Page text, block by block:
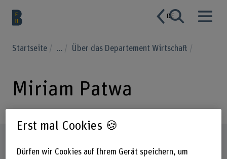
DE
Startseite ... Über das Departement Wirtschaft
Miriam Patwa
Erst mal Cookies 🍪
Dürfen wir Cookies auf Ihrem Gerät speichern, um